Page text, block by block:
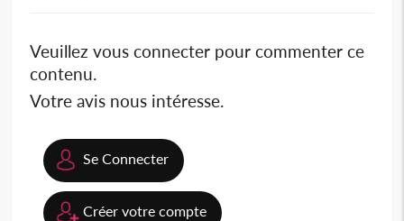
Veuillez vous connecter pour commenter ce
contenu.
Votre avis nous intéresse.
Se Connecter
Créer votre compte